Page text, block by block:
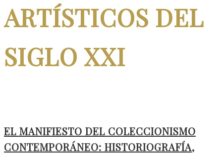
ARTÍSTICOS DEL
SIGLO XXI
EL MANIFIESTO DEL COLECCIONISMO
CONTEMPORÁNEO: HISTORIOGRAFÍA,